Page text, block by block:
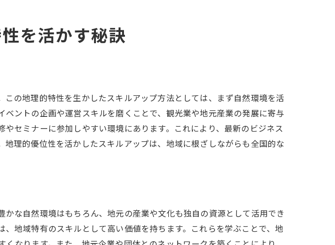
るスキルアップの視点
ップの魅力
なスキル
したキャリア形成
ルの磨き方
参加によるスキル向上
スキルの習得
ラインスキルアップ
学習スタイルのメリット
を活かす秘訣
の地理的特性を生かしたスキルアップ方法としては、まず自然環境を活
ントの企画や運営スキルを磨くことで、観光業や地元産業の発展に寄与
セミナーに参加しやすい環境にあります。これにより、最新のビジネス
理的優位性を活かしたスキルアップは、地域に根ざしながらも全国的な
な自然環境はもちろん、地元の産業や文化も独自の資源として活用でき
地域特有のスキルとして高い価値を持ちます。これらを学ぶことで、地